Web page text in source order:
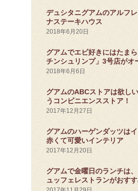
デュシタニグアムのアルフ
ナステーキハウス
2018年6月20日
グアムでエビ好きにはたま
チンシュリンプ」3号店がオ
2018年6月6日
グアムのABCストアは欲し
うコンビニエンスストア！
2017年12月27日
グアムのハーゲンダッツは
赤くて可愛いインテリア
2017年12月20日
グアムで金曜日のランチは
ュッフェレストランがおすす